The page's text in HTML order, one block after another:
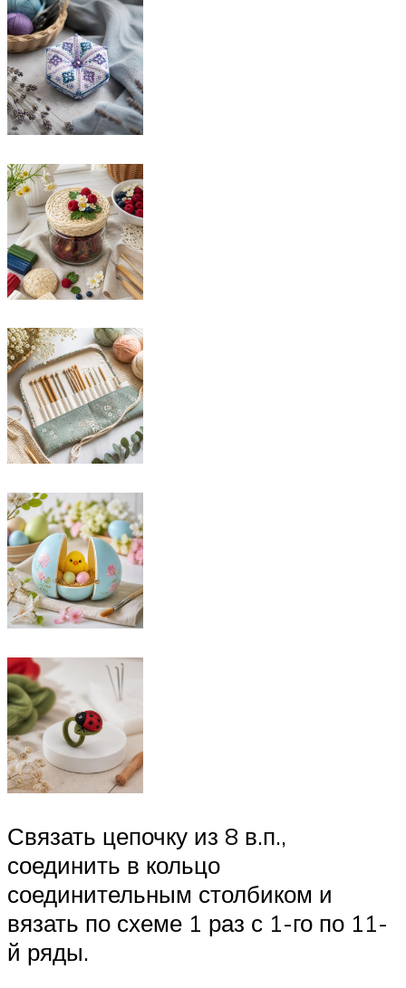
Связать цепочку из 8 в.п.,
соединить в кольцо
соединительным столбиком и
вязать по схеме 1 раз с 1-го по 11-
й ряды.